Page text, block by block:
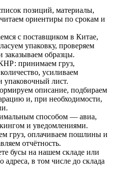
позиций, материалы,
ориентиры по срокам и
с поставщиком в Китае,
упаковку, проверяем
образцы.
принимаем груз,
усиливаем
упаковочный лист.
описание, подбираем
и, при необходимости,
способом — авиа,
и уведомлениями.
груз, оплачиваем пошлины и
отчётность.
бусы на нашем складе или
адреса, в том числе до склада